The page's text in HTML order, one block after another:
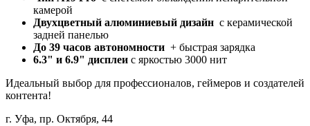
камерой
Двухцветный алюминиевый дизайн с керамической
задней панелью
До 39 часов автономности + быстрая зарядка
6.3" и 6.9" дисплеи с яркостью 3000 нит
Идеальный выбор для профессионалов, геймеров и создателей
контента!
г. Уфа, пр. Октября, 44